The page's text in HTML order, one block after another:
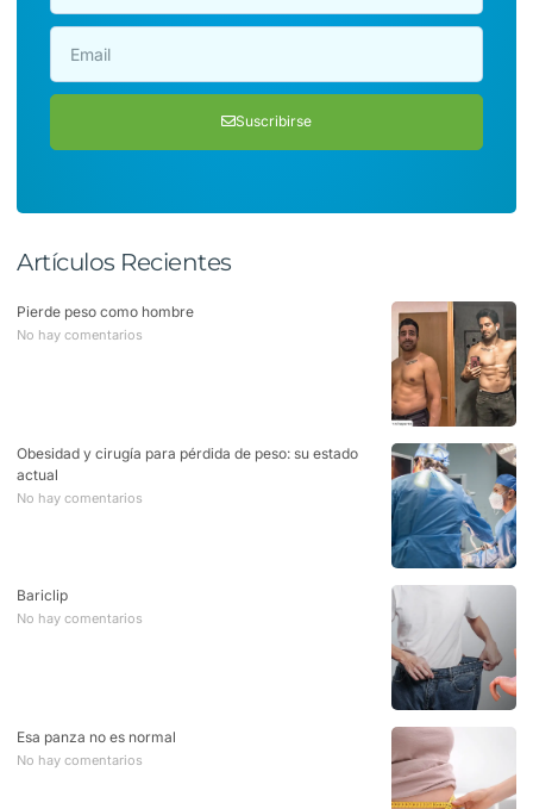
Suscribirse
Artículos Recientes
Pierde peso como hombre
No hay comentarios
Obesidad y cirugía para pérdida de peso: su estado
actual
No hay comentarios
Bariclip
No hay comentarios
Esa panza no es normal
No hay comentarios